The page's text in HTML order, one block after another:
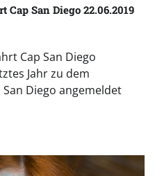
San Diego 22.06.2019
Cap San Diego
Jahr zu dem
Diego angemeldet